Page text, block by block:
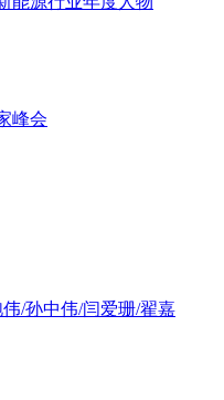
峰会
/孙中伟/闫爱珊/翟嘉